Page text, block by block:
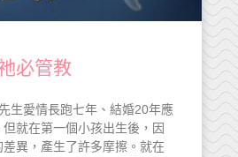
必管教
生愛情長跑七年、結婚20年應
就在第一個小孩出生後，因
異，產生了許多摩擦。就在